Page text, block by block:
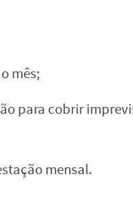
mês;
para cobrir
mensal.